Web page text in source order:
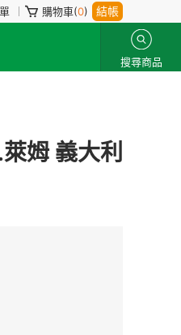
購物車(0) 結帳
搜尋商品
姆 義大利